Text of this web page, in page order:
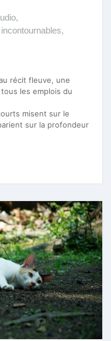
,
,
récit fleuve, une
les emplois du
misent sur le
sur la profondeur